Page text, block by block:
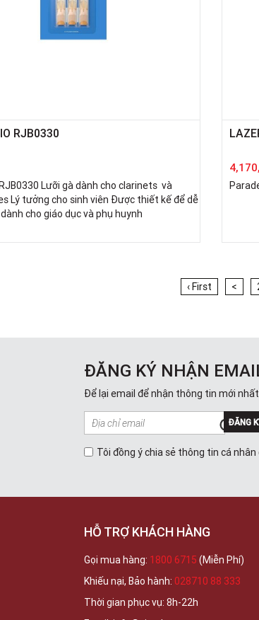
RJB0330
Lưỡi gà dành cho clarinets và
Lý tưởng cho sinh viên Được thiết kế để dễ
cho giáo dục và phụ huynh
‹ First <
ĐĂNG KÝ NHẬN
Để lại email để nhận thông tin mới
ĐĂNG
Tôi đồng ý chia sẻ thông tin cá nhân
HỖ TRỢ KHÁCH HÀNG
Gọi mua hàng: 1800 6715 (Miễn Phí)
Khiếu nại, Bảo hành: 028710 88 333
Thời gian phục vụ: 8h-22h